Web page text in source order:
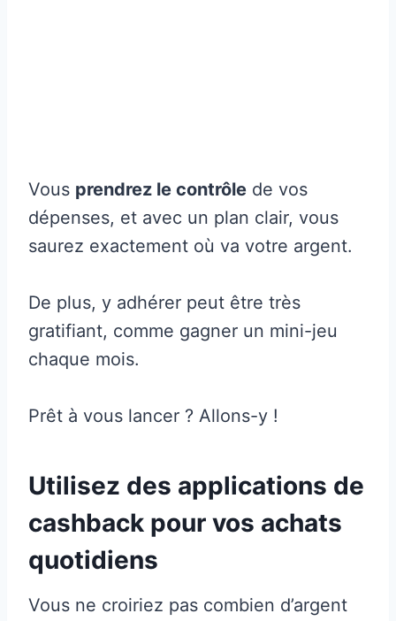
Vous prendrez le contrôle de vos
dépenses, et avec un plan clair, vous
saurez exactement où va votre argent.
De plus, y adhérer peut être très
gratifiant, comme gagner un mini-jeu
chaque mois.
Prêt à vous lancer ? Allons-y !
Utilisez des applications de
cashback pour vos achats
quotidiens
Vous ne croiriez pas combien d’argent